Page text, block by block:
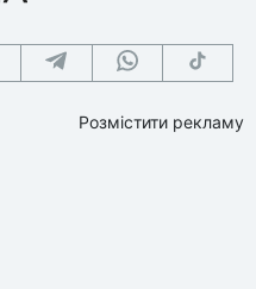
Розмістити рекламу